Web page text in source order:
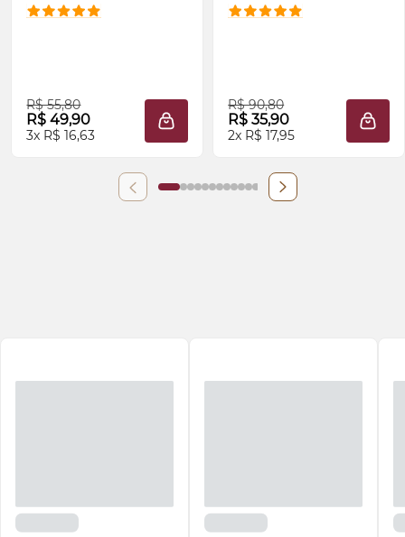
325ml
R$ 55,80
R$ 49,90
3x R$ 16,63 ADICIONAR À SACOLA
eBronzer6g
R$ 90,80
R$ 35,90
2x R$ 17,95